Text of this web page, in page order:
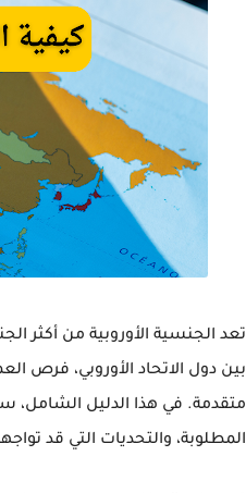
تعد الجنسية الأوروبية من أكثر
بين دول الاتحاد الأوروبي، فرص
متقدمة. في هذا الدليل الشامل،
المطلوبة، والتحديات التي قد